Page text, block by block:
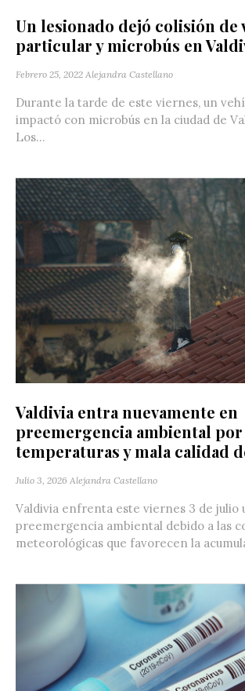
Un lesionado dejó colisión de
particular y microbús en
Febrero 25, 2022 Alejandra Castellano
Durante la tarde de este viernes, un
impactó con microbús en la ciudad de
Los...
Valdivia entra nuevamente en
preemergencia ambiental por
temperaturas y mala calidad
Julio 3, 2026 Alejandra Castellano
Valdivia enfrenta este viernes 3 de julio
preemergencia ambiental debido a las
meteorológicas que favorecen la